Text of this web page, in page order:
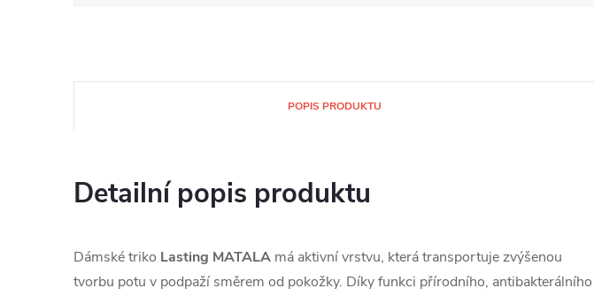
POPIS PRODUKTU
Detailní popis produktu
Dámské triko Lasting MATALA má aktivní vrstvu, která transportuje zvýšenou
tvorbu potu v podpaží směrem od pokožky. Díky funkci přírodního, antibakterálního